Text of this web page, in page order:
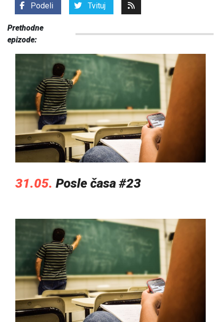
Podeli Tvituj
Prethodne
epizode:
31.05. Posle časa #23